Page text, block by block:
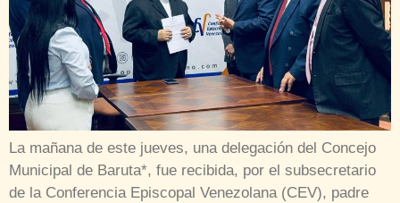
La mañana de este jueves, una delegación del Concejo
Municipal de Baruta*, fue recibida, por el subsecretario
de la Conferencia Episcopal Venezolana (CEV), padre